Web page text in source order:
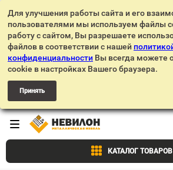
Для улучшения работы сайта и его
пользователями мы используем файлы
работу с сайтом, Вы разрешаете
файлов в соответствии с нашей
конфиденциальности Вы всегда можете
cookie в настройках Вашего браузера.
Принять
КАТАЛОГ ТОВАРОВ